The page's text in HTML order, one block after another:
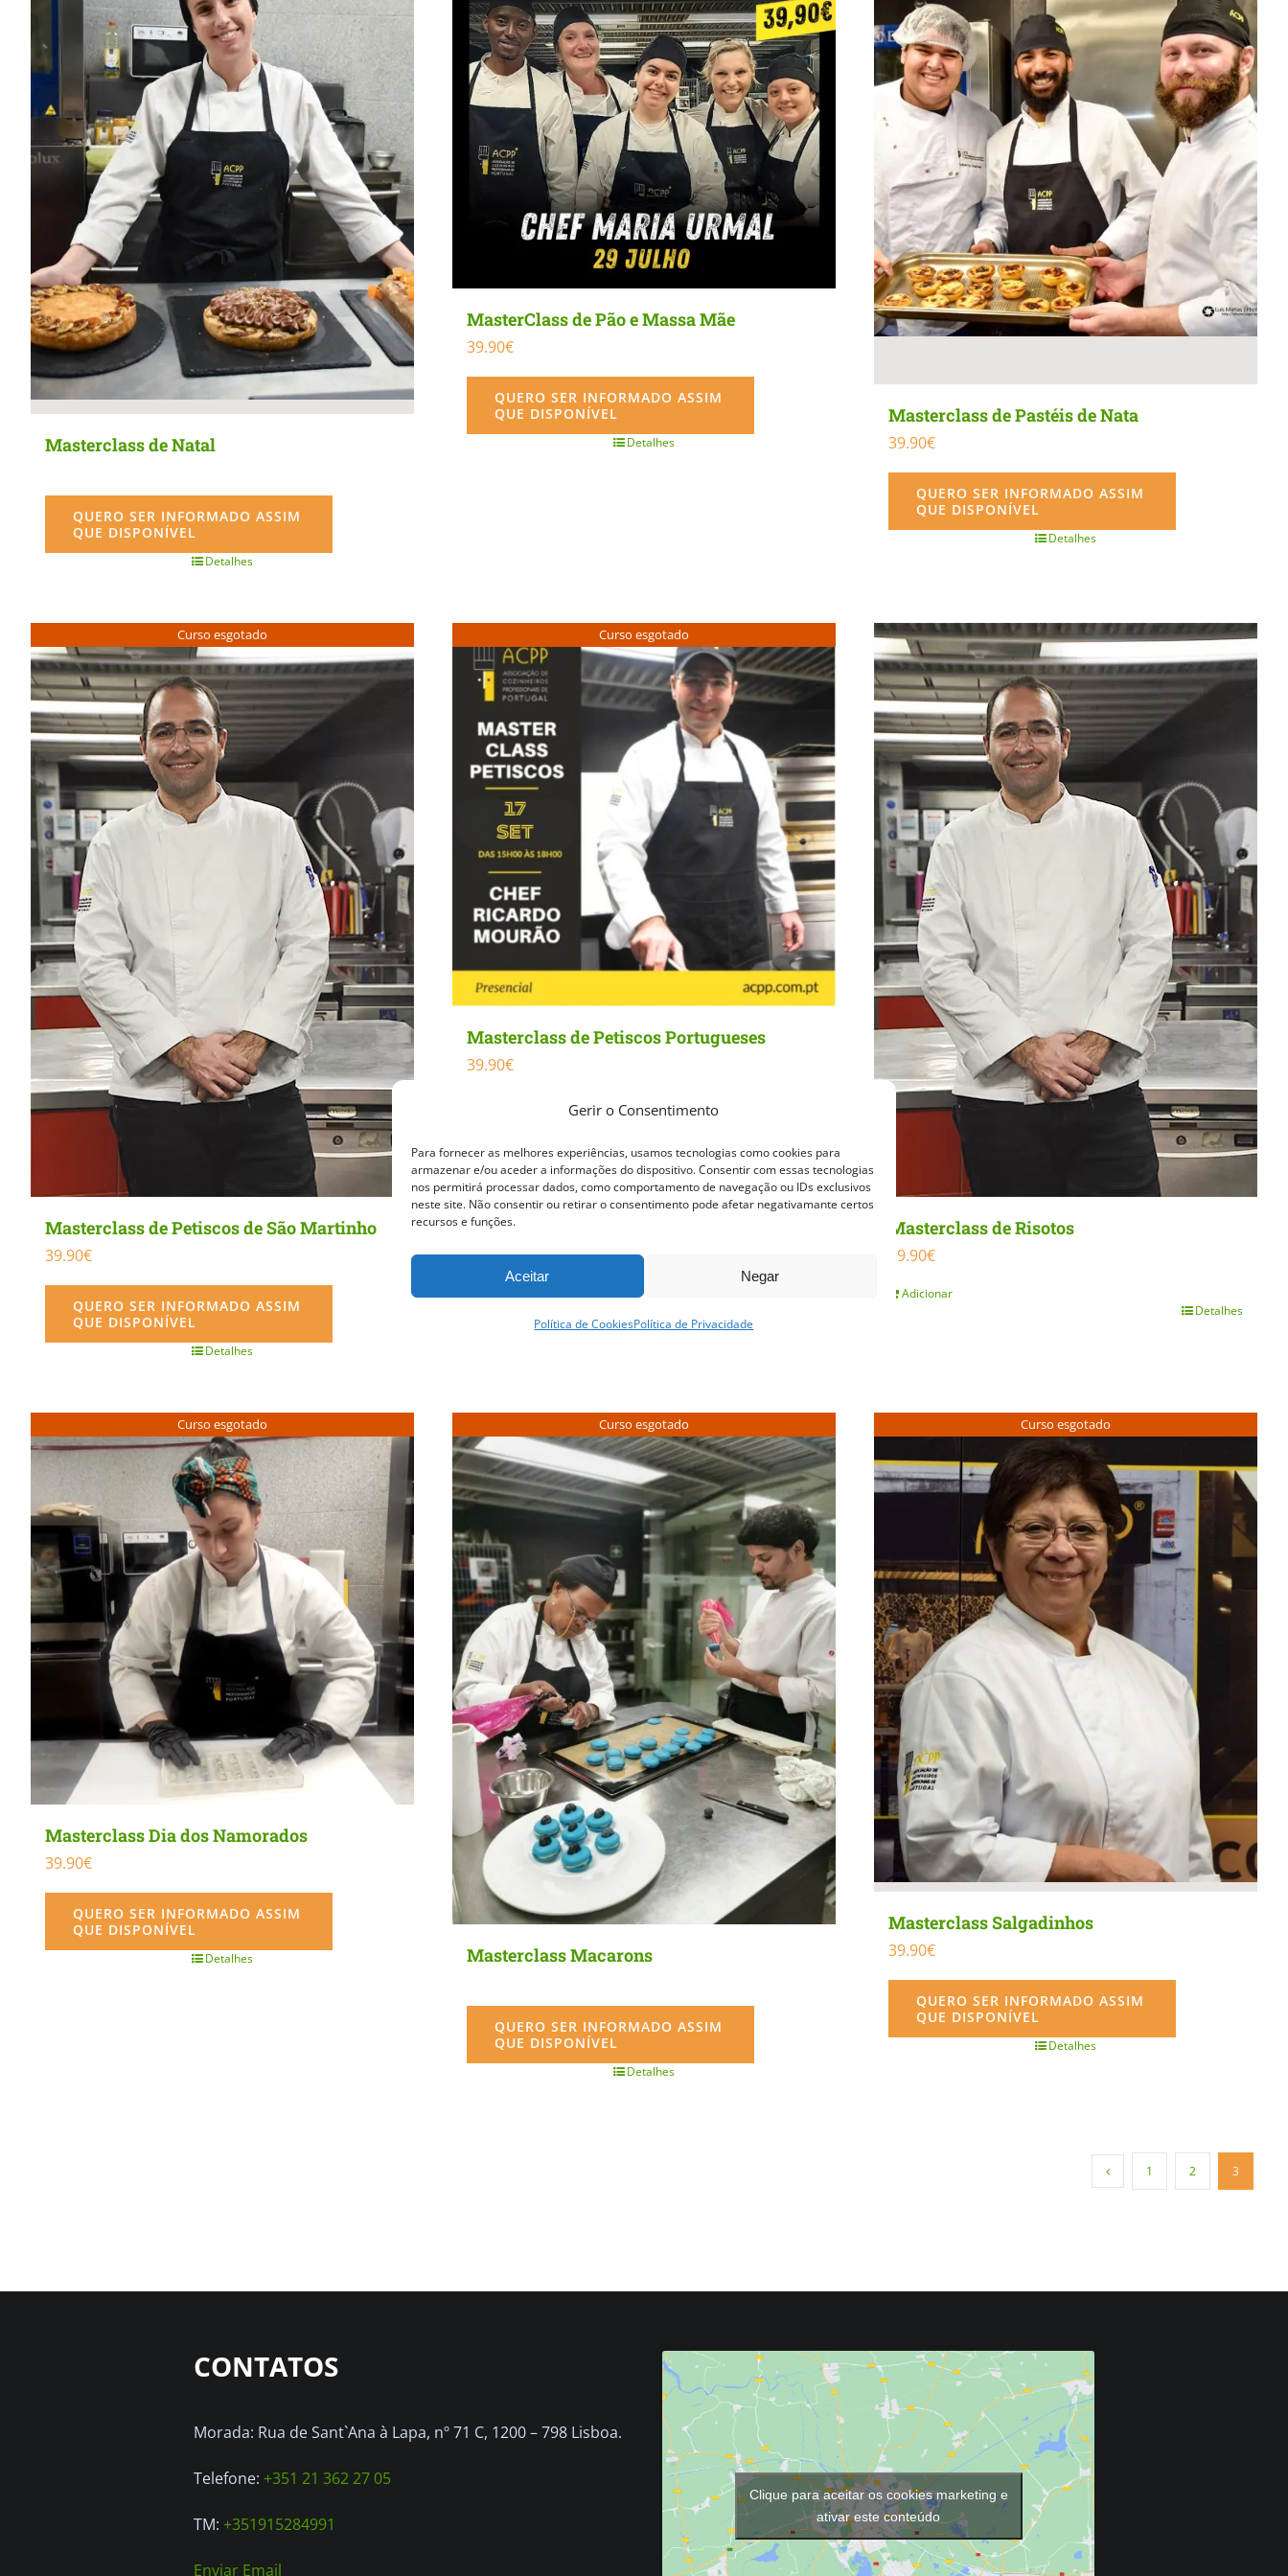
Gerir o Consentimento
Para fornecer as melhores experiências, usamos tecnologias como cookies para
armazenar e/ou aceder a informações do dispositivo. Consentir com essas tecnologias
nos permitirá processar dados, como comportamento de navegação ou IDs exclusivos
neste site. Não consentir ou retirar o consentimento pode afetar negativamante certos
recursos e funções.
Aceitar Negar
Política de CookiesPolítica de Privacidade
Masterclass de Natal
QUERO SER INFORMADO ASSIM
QUE DISPONÍVEL
Detalhes
MasterClass de Pão e Massa Mãe
39.90€
QUERO SER INFORMADO ASSIM
QUE DISPONÍVEL
Detalhes
Masterclass de Pastéis de Nata
39.90€
QUERO SER INFORMADO ASSIM
QUE DISPONÍVEL
Detalhes
Curso esgotado
Masterclass de Petiscos de São Martinho
39.90€
QUERO SER INFORMADO ASSIM
QUE DISPONÍVEL
Detalhes
Curso esgotado
Masterclass de Petiscos Portugueses
39.90€
QUERO SER INFORMADO ASSIM
Detalhes
Masterclass de Risotos
39.90€
Adicionar
Detalhes
Curso esgotado
Masterclass Dia dos Namorados
39.90€
QUERO SER INFORMADO ASSIM
QUE DISPONÍVEL
Detalhes
Curso esgotado
Masterclass Macarons
QUERO SER INFORMADO ASSIM
QUE DISPONÍVEL
Detalhes
Curso esgotado
Masterclass Salgadinhos
39.90€
QUERO SER INFORMADO ASSIM
QUE DISPONÍVEL
Detalhes
1 2 3
CONTATOS
Morada: Rua de Sant`Ana à Lapa, nº 71 C, 1200 – 798 Lisboa.
Telefone: +351 21 362 27 05
TM: +351915284991
Enviar Email
Clique para aceitar os cookies marketing e
ativar este conteúdo